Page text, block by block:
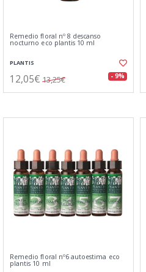
Remedio floral nº 8 descanso
nocturno eco plantis 10 ml
PLANTIS
12,05€ 13,25€ - 9%
Remedio floral nº6 autoestima eco
plantis 10 ml